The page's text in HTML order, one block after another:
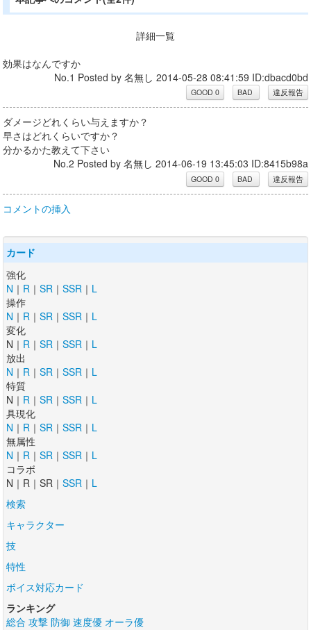
詳細一覧
効果はなんですか
No.1 Posted by 名無し 2014-05-28 08:41:59 ID:dbacd0bd
ダメージどれくらい与えますか？
早さはどれくらいですか？
分かるかた教えて下さい
No.2 Posted by 名無し 2014-06-19 13:45:03 ID:8415b98a
コメントの挿入
カード
強化
N ｜ R ｜ SR ｜ SSR ｜ L
操作
N ｜ R ｜ SR ｜ SSR ｜ L
変化
N｜ R ｜ SR ｜ SSR ｜ L
放出
N ｜ R ｜ SR ｜ SSR ｜ L
特質
N｜ R ｜ SR ｜ SSR ｜ L
具現化
N ｜ R ｜ SR ｜ SSR ｜ L
無属性
N ｜ R ｜ SR ｜ SSR ｜ L
コラボ
N｜R｜SR｜ SSR ｜ L
検索
キャラクター
技
特性
ボイス対応カード
ランキング
総合 攻撃 防御 速度優 オーラ優